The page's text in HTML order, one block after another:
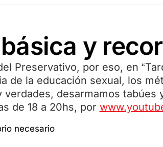
y
Preservativo, por eso, en
de la educación sexual, los
desarmamos tabúes
de 18 a 20hs, por